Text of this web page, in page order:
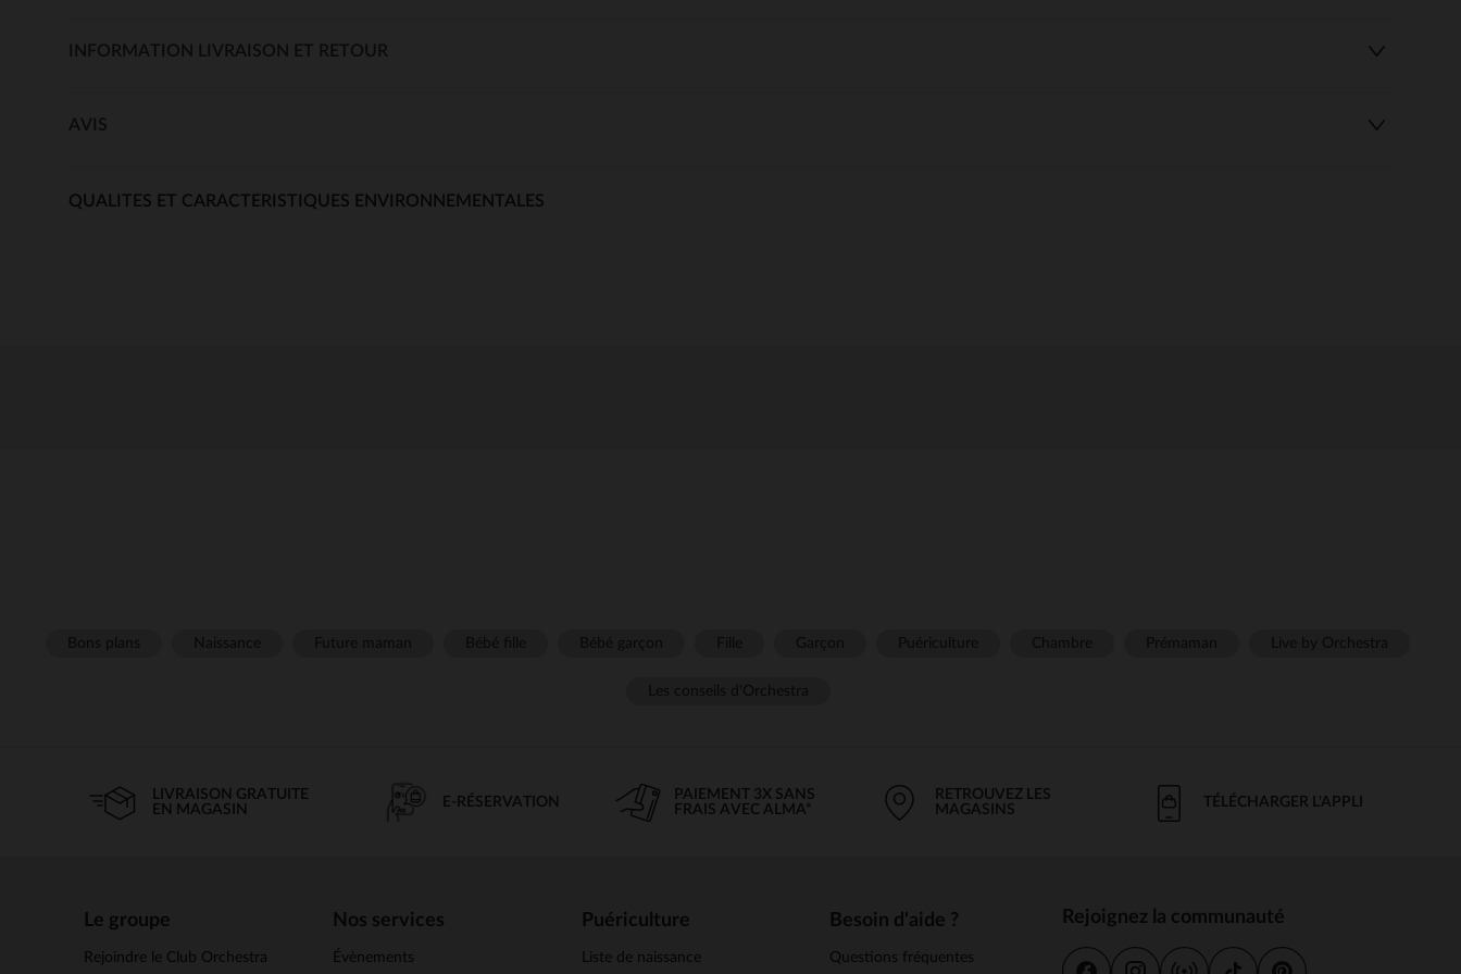
INFORMATION LIVRAISON ET RETOUR
AVIS
QUALITES ET CARACTERISTIQUES ENVIRONNEMENTALES
LIVRAISON GRATUITE
EN MAGASIN
E-RÉSERVATION
PAIEMENT 3X SANS
FRAIS AVEC ALMA*
RETROUVEZ LES
MAGASINS
TÉLÉCHARGER L'APPLI
Le groupe
Rejoindre le Club Orchestra
Nos services
Évènements
Puériculture
Liste de naissance
Besoin d'aide ?
Questions fréquentes
Rejoignez la communauté